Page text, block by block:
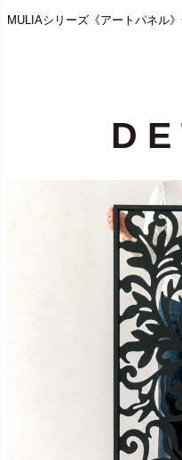
MULIAシリーズ《アートパネル
D E